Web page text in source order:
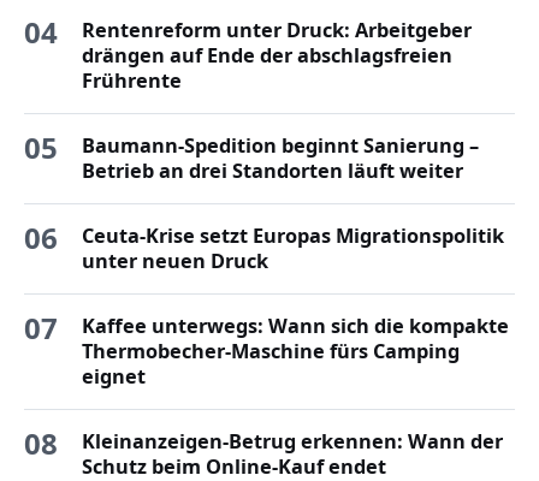
04
Rentenreform unter Druck: Arbeitgeber
drängen auf Ende der abschlagsfreien
Frührente
05
Baumann-Spedition beginnt Sanierung –
Betrieb an drei Standorten läuft weiter
06
Ceuta-Krise setzt Europas Migrationspolitik
unter neuen Druck
07
Kaffee unterwegs: Wann sich die kompakte
Thermobecher-Maschine fürs Camping
eignet
08
Kleinanzeigen-Betrug erkennen: Wann der
Schutz beim Online-Kauf endet